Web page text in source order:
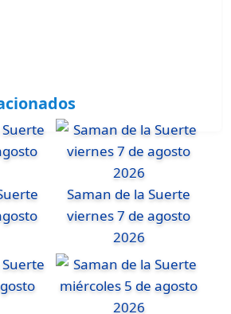
Saman de la Suerte
viernes 7 de agosto
2026